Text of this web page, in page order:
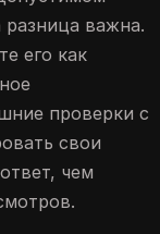
разница важна.
его как
проверки с
свои
чем